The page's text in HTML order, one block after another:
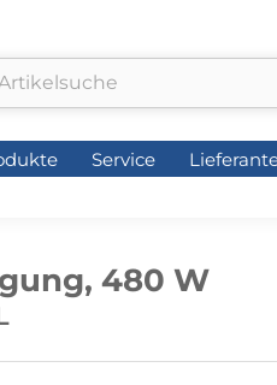
Service
480 W
Service